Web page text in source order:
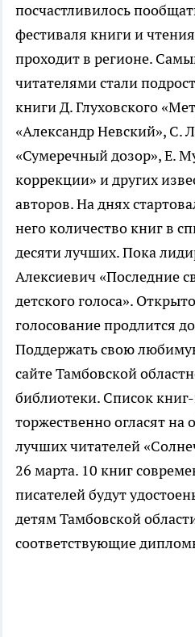
посчастливилось
фестиваля книги и
проходит в регионе.
читателями стали
книги Д. Глуховского
«Александр Невский», С.
«Сумеречный дозор», Е.
коррекции» и других
авторов. На днях
него количество книг в
десяти лучших. Пока
Алексиевич «Последние
детского голоса».
голосование продлится
Поддержать свою
сайте Тамбовской
библиотеки. Список
торжественно огласят на
лучших читателей
26 марта. 10 книг
писателей будут
детям Тамбовской
соответствующие